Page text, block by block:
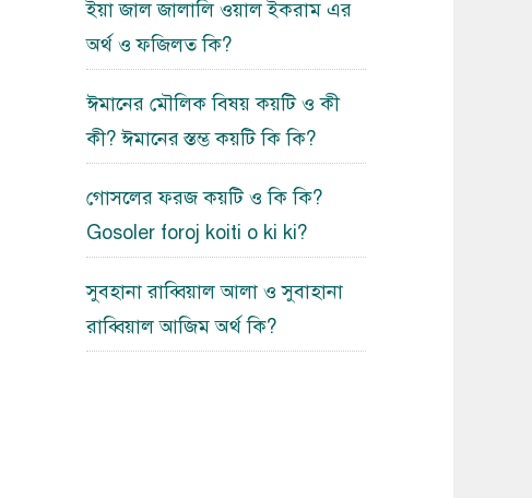
ইয়া জাল জালালি ওয়াল ইকরাম এর
অর্থ ও ফজিলত কি?
ঈমানের মৌলিক বিষয় কয়টি ও কী
কী? ঈমানের স্তম্ভ কয়টি কি কি?
গোসলের ফরজ কয়টি ও কি কি?
Gosoler foroj koiti o ki ki?
সুবহানা রাব্বিয়াল আলা ও সুবাহানা
রাব্বিয়াল আজিম অর্থ কি?